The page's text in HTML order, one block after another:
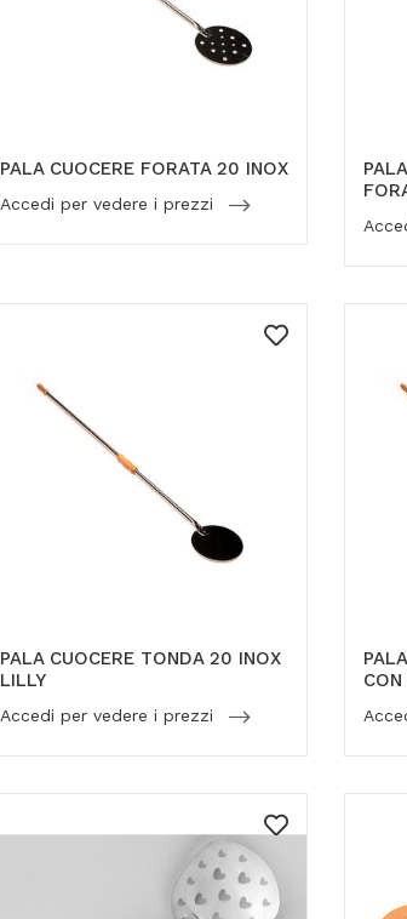
PALA CUOCERE FORATA 20 INOX
Accedi per vedere i prezzi
PALA CUOCERE TONDA 20 INOX
LILLY
Accedi per vedere i prezzi